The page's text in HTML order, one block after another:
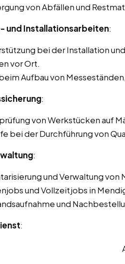
von Abfällen und
und Installationsarbeiten:
bei der Installation
vor Ort.
Aufbau von
:
von Werkstücken auf
bei der Durchführung von
:
und Verwaltung
und Vollzeitjobs in
und
: